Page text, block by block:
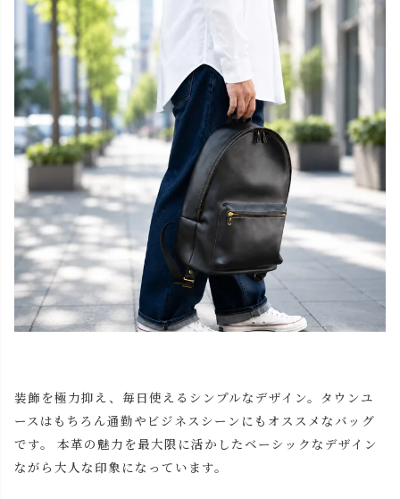
装飾を極力抑え、毎日使えるシンプルなデザイン。タウンユ
ースはもちろん通勤やビジネスシーンにもオススメなバッグ
です。 本革の魅力を最大限に活かしたベーシックなデザイン
ながら大人な印象になっています。